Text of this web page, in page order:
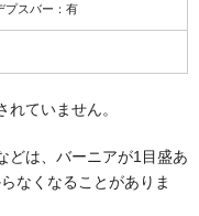
プスバー：有
ていません。
どは、バーニアが1目盛あ
なくなることがありま